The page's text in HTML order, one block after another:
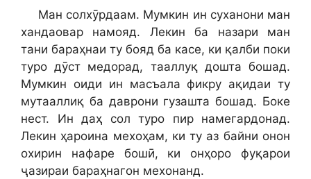
Ман солхӯрдаам. Мумкин ин суханони ман
хандаовар намояд. Лекин ба назари ман
тани бараҳнаи ту бояд ба касе, ки қалби поки
туро дӯст медорад, тааллуқ дошта бошад.
Мумкин оиди ин масъала фикру ақидаи ту
мутааллиқ ба даврони гузашта бошад. Боке
нест. Ин даҳ сол туро пир намегардонад.
Лекин ҳароина мехоҳам, ки ту аз байни онон
охирин нафаре бошӣ, ки онҳоро фуқарои
ҷазираи бараҳнагон мехонанд.